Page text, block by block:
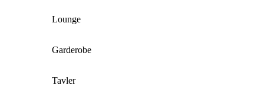
Lounge
Garderobe
Tavler